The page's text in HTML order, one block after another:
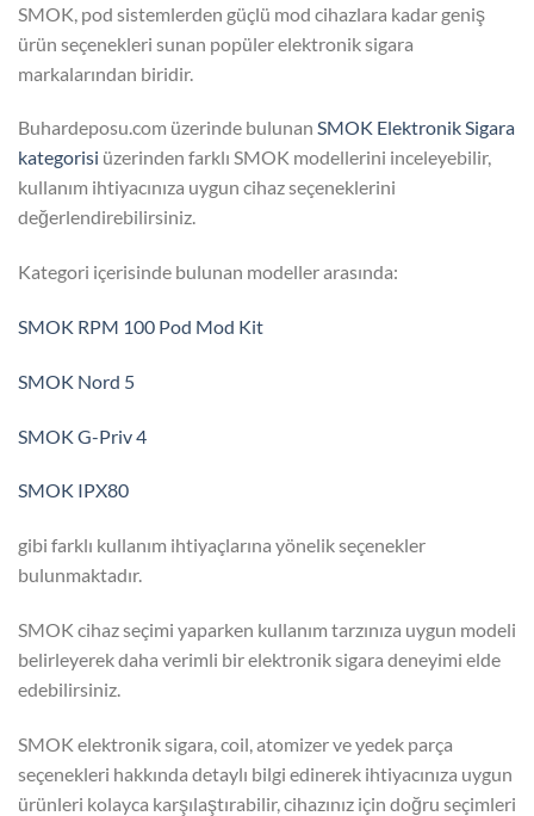
SMOK, pod sistemlerden güçlü mod cihazlara kadar geniş
ürün seçenekleri sunan popüler elektronik sigara
markalarından biridir.
Buhardeposu.com üzerinde bulunan SMOK Elektronik Sigara
kategorisi üzerinden farklı SMOK modellerini inceleyebilir,
kullanım ihtiyacınıza uygun cihaz seçeneklerini
değerlendirebilirsiniz.
Kategori içerisinde bulunan modeller arasında:
SMOK RPM 100 Pod Mod Kit
SMOK Nord 5
SMOK G-Priv 4
SMOK IPX80
gibi farklı kullanım ihtiyaçlarına yönelik seçenekler
bulunmaktadır.
SMOK cihaz seçimi yaparken kullanım tarzınıza uygun modeli
belirleyerek daha verimli bir elektronik sigara deneyimi elde
edebilirsiniz.
SMOK elektronik sigara, coil, atomizer ve yedek parça
seçenekleri hakkında detaylı bilgi edinerek ihtiyacınıza uygun
ürünleri kolayca karşılaştırabilir, cihazınız için doğru seçimleri